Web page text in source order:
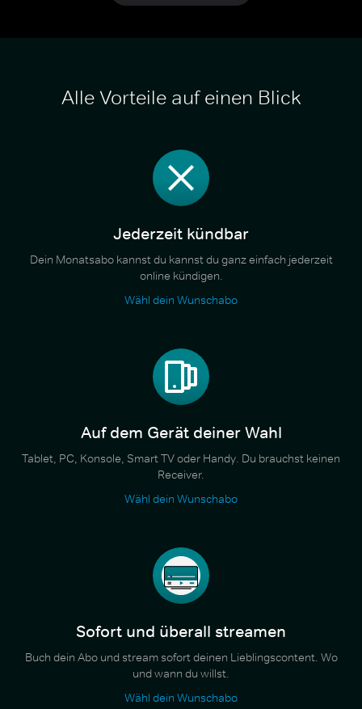
Alle Vorteile auf einen Blick
Jederzeit kündbar
Dein Monatsabo kannst du kannst du ganz einfach jederzeit
online kündigen.
Wähl dein Wunschabo
Auf dem Gerät deiner Wahl
Tablet, PC, Konsole, Smart TV oder Handy. Du brauchst keinen
Receiver.
Wähl dein Wunschabo
Sofort und überall streamen
Buch dein Abo und stream sofort deinen Lieblingscontent. Wo
und wann du willst.
Wähl dein Wunschabo